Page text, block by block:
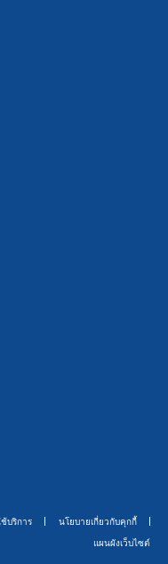
บริการ
นโยบายเกี่ยวกับคุกกี้
แผนผังเว็บไซต์